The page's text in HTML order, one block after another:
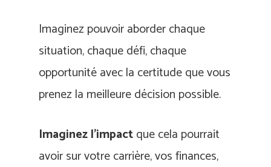
Imaginez pouvoir aborder chaque
situation, chaque défi, chaque
opportunité avec la certitude que vous
prenez la meilleure décision possible.
Imaginez l’impactque cela pourrait
avoir sur votre carrière, vos finances,